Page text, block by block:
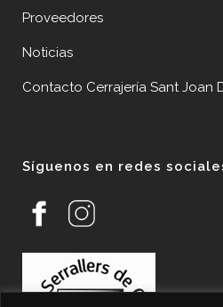
Proveedores
Noticias
Contacto Cerrajería Sant Joan
Síguenos en redes